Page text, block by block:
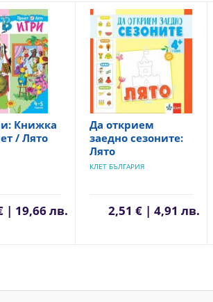
Книжка
/ Лято
| 19,66 лв.
Да открием
заедно сезоните:
Лято
КЛЕТ БЪЛГАРИЯ
2,51 € | 4,91 лв.